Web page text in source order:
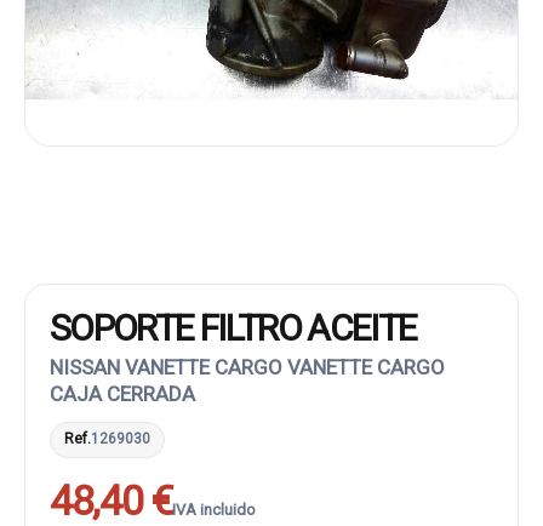
SOPORTE FILTRO ACEITE
NISSAN VANETTE CARGO VANETTE CARGO
CAJA CERRADA
Ref.1269030
48,40 €IVA incluido